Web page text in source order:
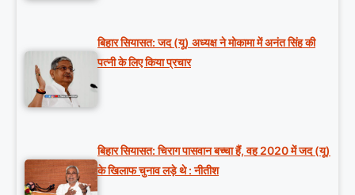
बिहार सियासत: जद (यू) अध्यक्ष ने मोकामा में अनंत सिंह की
पत्नी के लिए किया प्रचार
बिहार सियासत: चिराग पासवान बच्चा हैं, वह 2020 में जद (यू)
के खिलाफ चुनाव लड़े थे : नीतीश